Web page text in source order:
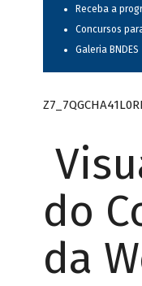
Receba a
Concursos
Galeria BNDES
do
da